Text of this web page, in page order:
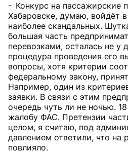
- Конкурс на пассажирские
Хабаровске, думаю, войдёт
наиболее скандальных.
большая часть
перевозками, осталась не у
процедура проведения его
вопросы, хотя критерии
федеральному закону,
Например, один из
заявки. В связи с этим
очередь чуть ли не ночью.
жалобу ФАС. Претензии
целом, я считаю, под
давлением ответили, что на
повлияло.